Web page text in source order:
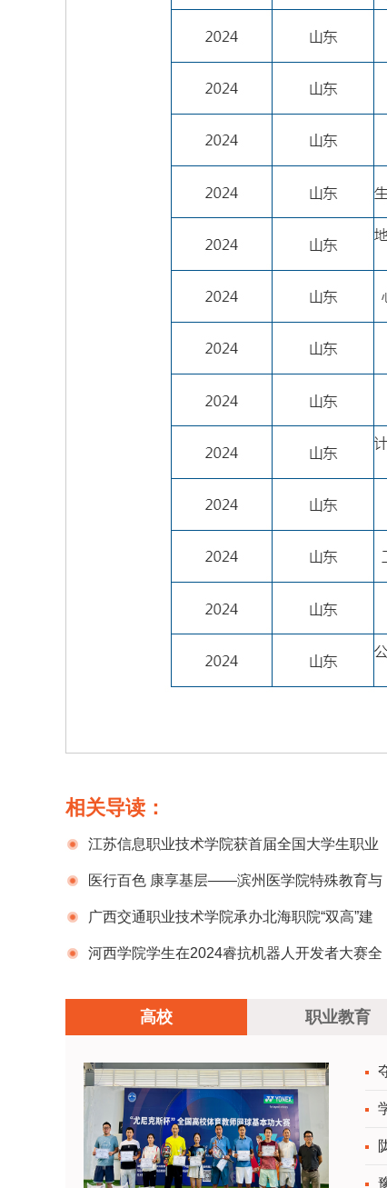
相关导读：
江苏信息职业技术学院获首届全国大学生职业
规划全国总决赛银奖
医行百色 康享基层——滨州医学院特殊教育与
康复学院大学生实践队赴广西百色开展志愿服务
活动
广西交通职业技术学院承办北海职院“双高”建
设干部素质能力提升培训班
河西学院学生在2024睿抗机器人开发者大赛全
高校 职业教育